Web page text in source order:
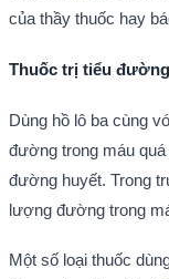
của thầy thuốc hay
Thuốc trị tiểu đường
Dùng hồ lô ba cùng
đường trong máu
đường huyết. Trong
lượng đường trong
Một số loại thuốc